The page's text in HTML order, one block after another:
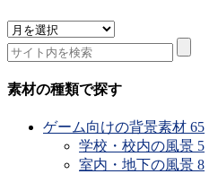
素
材
の
公
素材の種類で探す
ゲーム向けの背景素材 65
学校・校内の風景 5
室内・地下の風景 8